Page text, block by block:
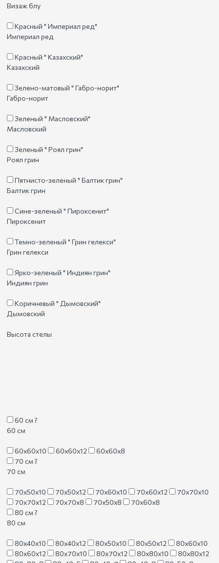
Визаж блу
Красный " Империал ред"
Империал ред
Красный " Казахский"
Казахский
Зелено-матовый " Габро-норит"
Габро-норит
Зеленый " Масловский"
Масловский
Зеленый " Роял грин"
Роял грин
Пятнисто-зеленый " Балтик грин"
Балтик грин
Сине-зеленый " Пироксенит"
Пироксенит
Темно-зеленый " Грин гелекси"
Грин гелекси
Ярко-зеленый " Индиян грин"
Индиян грин
Коричневый " Дымовский"
Дымовский
Высота стелы
60 см?
60 см
60х60х10 60х60х12
60х60х8
70 см?
70 см
70х50х10 70х50х12 70х60х10 70х60х12
70х70х10
70х70х12
70х70х8 70х50х8
70х60х8
80 см?
80 см
80х40х10 80х40х12 80х50х10 80х50х12
80х60х10
80х60х12
80х70х10 80х70х12 80х80х10
80х80х12